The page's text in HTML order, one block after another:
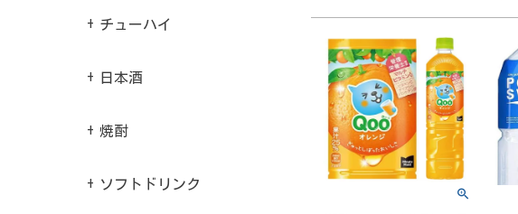
チューハイ
日本酒
焼酎
ソフトドリンク